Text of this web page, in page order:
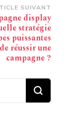
SUIVANT
display
stratégie
puissantes
réussir une
campagne ?